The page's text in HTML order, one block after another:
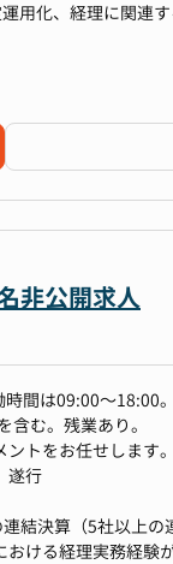
用化、経理に関連
全て統括している状
、コーポレート本
後の組織方針の整理
ト本部長との分担
非公開求人
間は09:00〜18:00
む。残業あり。
トをお任せします。
遂行
結決算（5社以上
ける経理実務経験